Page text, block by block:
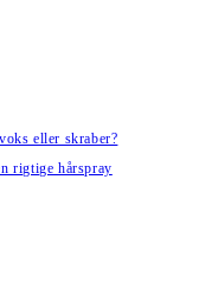
eller skraber?
rigtige hårspray